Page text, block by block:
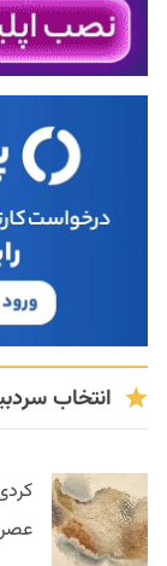
انتخاب
عصر